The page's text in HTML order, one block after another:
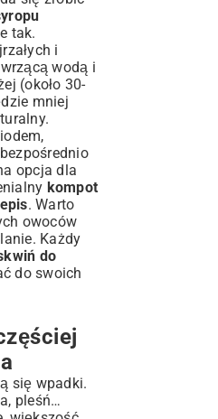
tak.
i
wodą i
(około 30-
mniej
opcja dla
kompot
. Warto
owoców
Każdy
do
do swoich
się wpadki.
pleśń…